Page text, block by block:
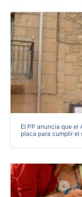
El PP anuncia que el
placa para cumplir